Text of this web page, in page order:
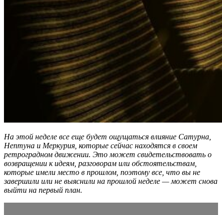
На этой неделе все еще будет ощущаться влияние Сатурна,
Нептуна и Меркурия, которые сейчас находятся в своем
ретроградном движении. Это может свидетельствовать о
возвращении к идеям, разговорам или обстоятельствам,
которые имели место в прошлом, поэтому все, что вы не
завершили или не выяснили на прошлой неделе — может снова
выйти на первый план.